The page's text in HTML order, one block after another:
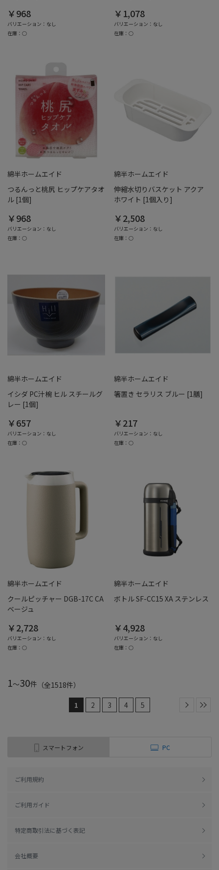
￥968
バリエーション：なし
在庫：○
￥1,078
バリエーション：なし
在庫：○
綿半ホームエイド
つるんっと桃尻 ヒップケアタオ
ル [1個]
￥968
バリエーション：なし
在庫：○
綿半ホームエイド
伸縮水切りバスケット アクア
ホワイト [1個入り]
￥2,508
バリエーション：なし
在庫：○
綿半ホームエイド
イシダ PC汁椀 ヒル スチールグ
レー [1個]
￥657
バリエーション：なし
在庫：○
綿半ホームエイド
箸置き セラリス ブルー [1膳]
￥217
バリエーション：なし
在庫：○
綿半ホームエイド
クールピッチャー DGB-17C CA
ベージュ
￥2,728
バリエーション：なし
在庫：○
綿半ホームエイド
ボトル SF-CC15 XA ステンレス
￥4,928
バリエーション：なし
在庫：○
1～30件 （全1518件）
1 2 3 4 5
スマートフォン PC
ご利用規約
ご利用ガイド
特定商取引法に基づく表記
会社概要